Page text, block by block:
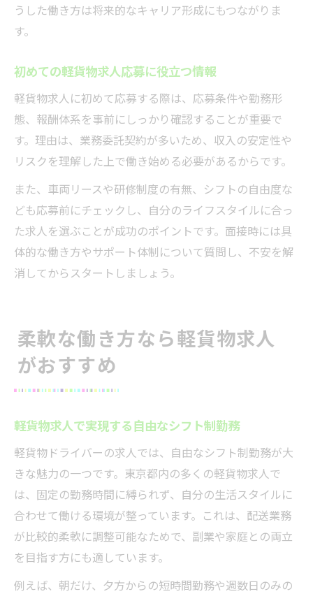
うした働き方は将来的なキャリア形成にもつながりま
す。
初めての軽貨物求人応募に役立つ情報
軽貨物求人に初めて応募する際は、応募条件や勤務形
態、報酬体系を事前にしっかり確認することが重要で
す。理由は、業務委託契約が多いため、収入の安定性や
リスクを理解した上で働き始める必要があるからです。
また、車両リースや研修制度の有無、シフトの自由度な
ども応募前にチェックし、自分のライフスタイルに合っ
た求人を選ぶことが成功のポイントです。面接時には具
体的な働き方やサポート体制について質問し、不安を解
消してからスタートしましょう。
柔軟な働き方なら軽貨物求人
がおすすめ
軽貨物求人で実現する自由なシフト制勤務
軽貨物ドライバーの求人では、自由なシフト制勤務が大
きな魅力の一つです。東京都内の多くの軽貨物求人で
は、固定の勤務時間に縛られず、自分の生活スタイルに
合わせて働ける環境が整っています。これは、配送業務
が比較的柔軟に調整可能なためで、副業や家庭との両立
を目指す方にも適しています。
例えば、朝だけ、夕方からの短時間勤務や週数日のみの